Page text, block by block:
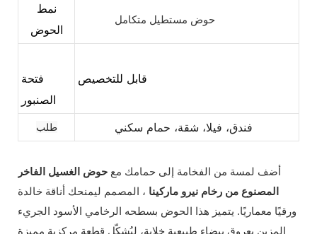
نمط
الحوض
حوض مستطيل متكامل
فتحة
الصنبور
قابل للتخصيص
طلب فندق، فيلا، شقة، حمام سكني
أضف لمسة من الفخامة إلى حمامك مع حوض الغسيل الفاخر
المصنوع من رخام نيرو ماركينا ، المصمم ليمنحك أناقة خالدة
ورقيًا معماريًا. يتميز هذا الحوض بسطحه الرخامي الأسود الجريء
المزين بعروق بيضاء طبيعية خلابة، ليُشكّل قطعة مركزية مميزة